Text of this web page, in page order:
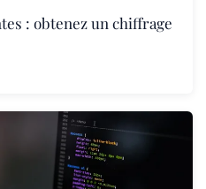
: obtenez un chiffrage